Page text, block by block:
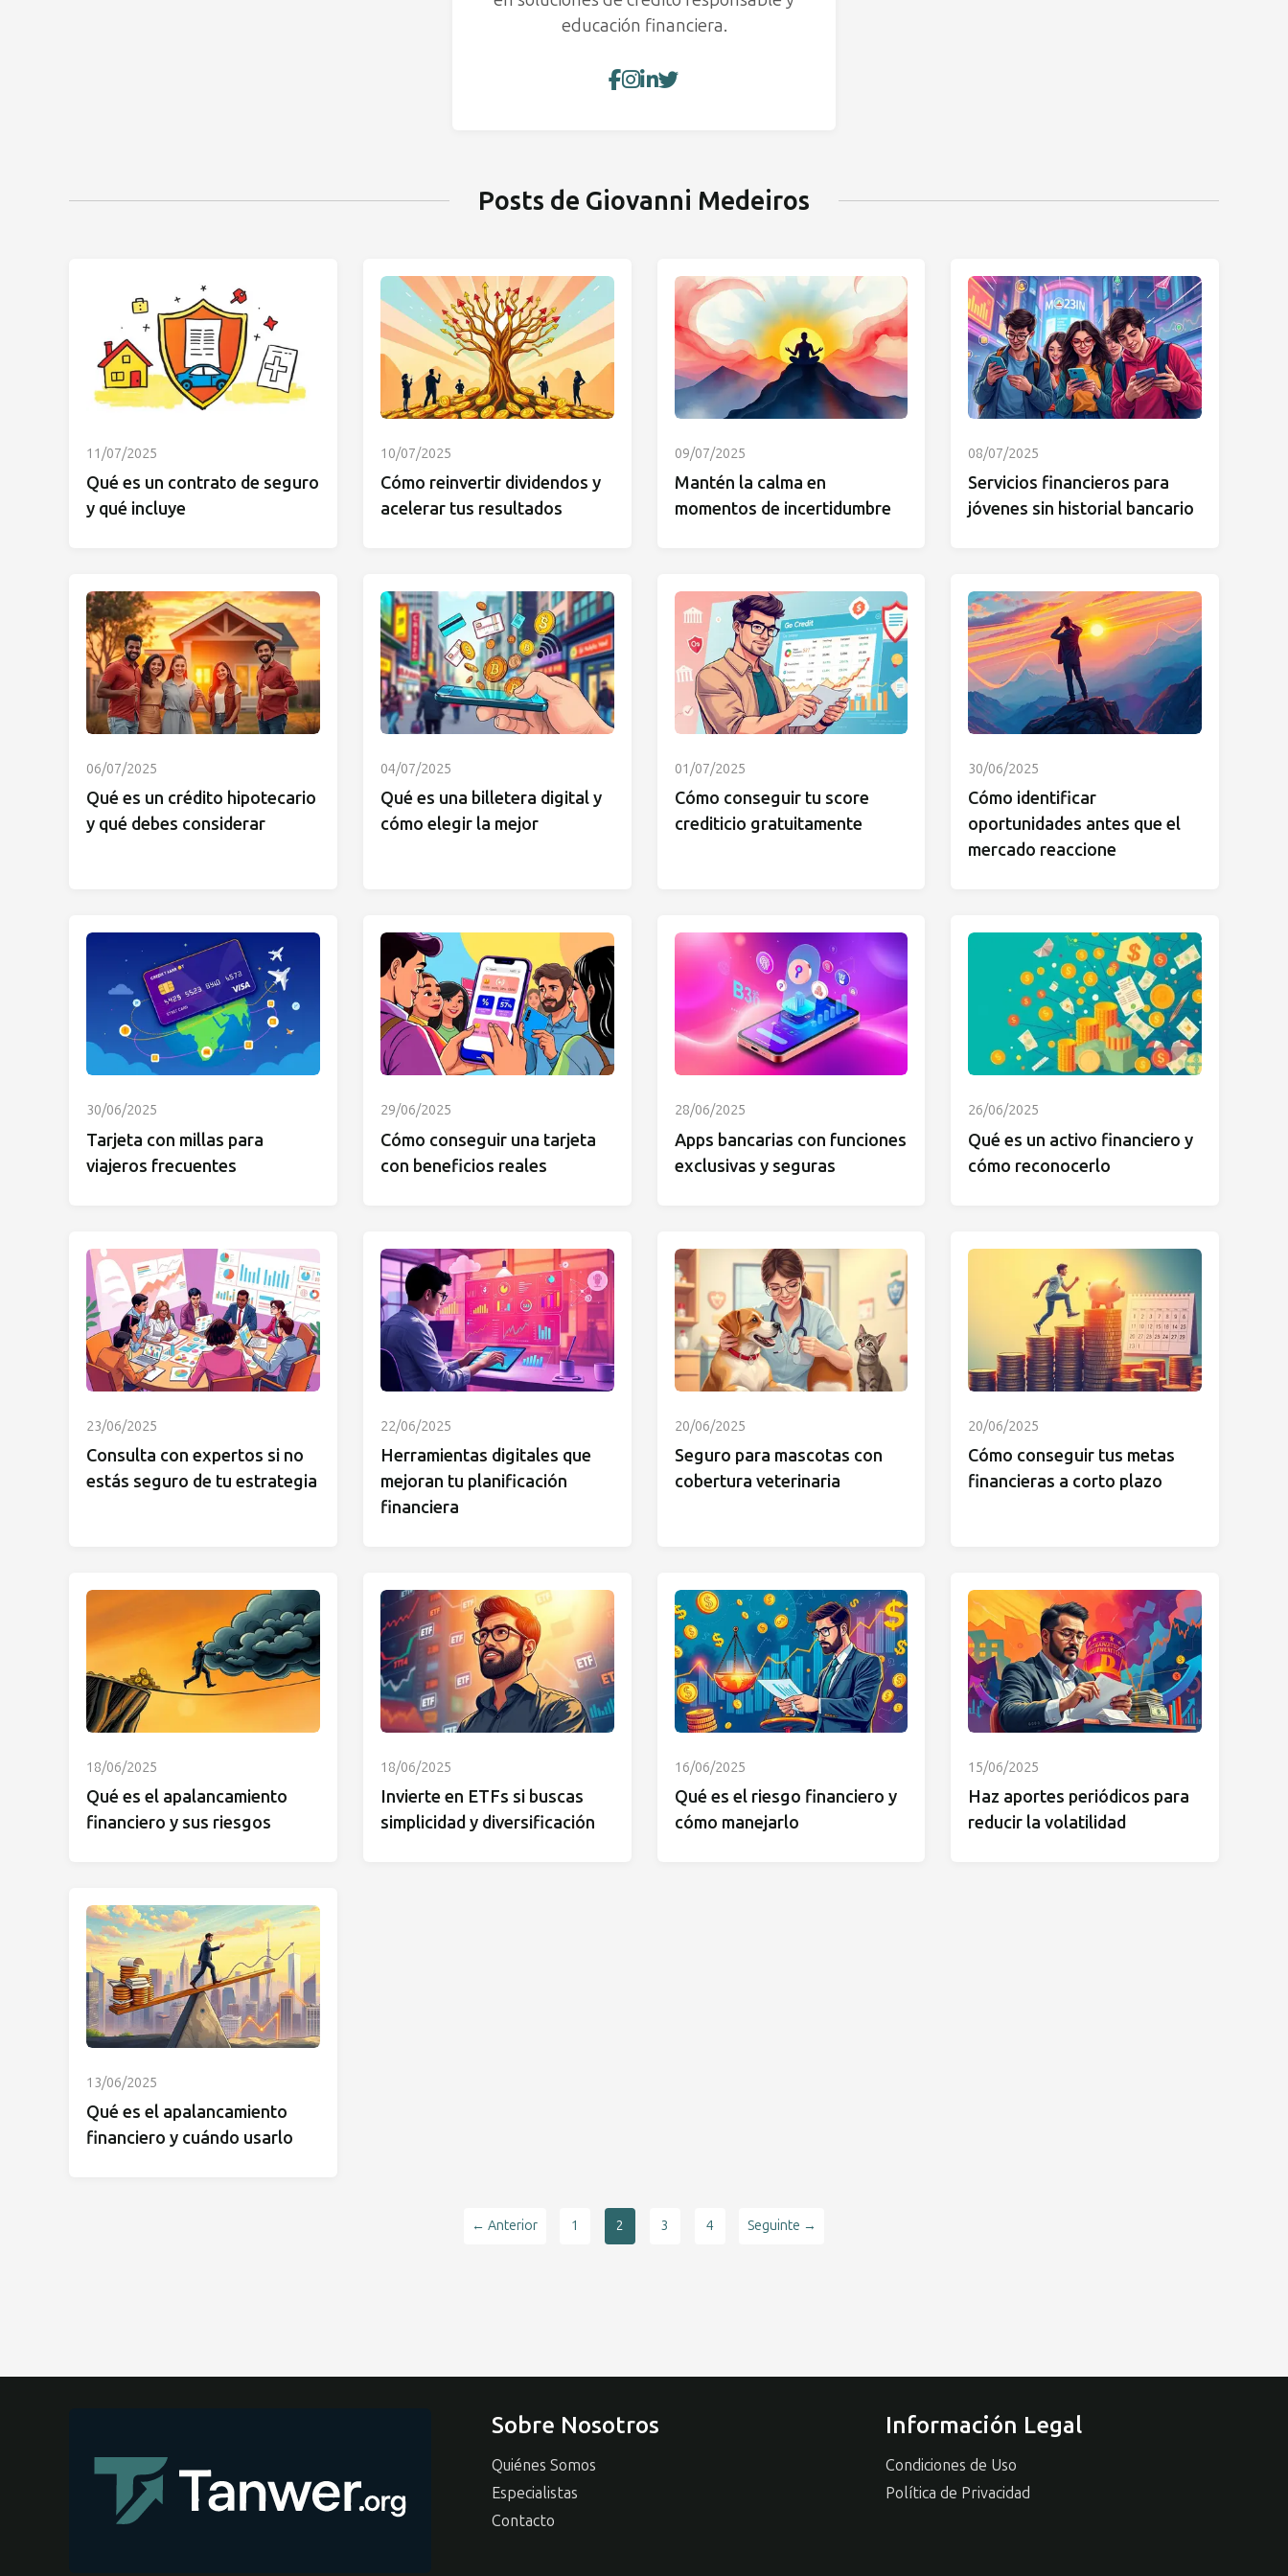
educación financiera.
Posts de Giovanni Medeiros
11/07/2025
Qué es un contrato de seguro
y qué incluye
10/07/2025
Cómo reinvertir dividendos y
acelerar tus resultados
09/07/2025
Mantén la calma en
momentos de incertidumbre
08/07/2025
Servicios financieros para
jóvenes sin historial bancario
06/07/2025
Qué es un crédito hipotecario
y qué debes considerar
04/07/2025
Qué es una billetera digital y
cómo elegir la mejor
01/07/2025
Cómo conseguir tu score
crediticio gratuitamente
30/06/2025
Cómo identificar
oportunidades antes que el
mercado reaccione
30/06/2025
Tarjeta con millas para
viajeros frecuentes
29/06/2025
Cómo conseguir una tarjeta
con beneficios reales
28/06/2025
Apps bancarias con funciones
exclusivas y seguras
26/06/2025
Qué es un activo financiero y
cómo reconocerlo
23/06/2025
Consulta con expertos si no
estás seguro de tu estrategia
22/06/2025
Herramientas digitales que
mejoran tu planificación
financiera
20/06/2025
Seguro para mascotas con
cobertura veterinaria
20/06/2025
Cómo conseguir tus metas
financieras a corto plazo
18/06/2025
Qué es el apalancamiento
financiero y sus riesgos
18/06/2025
Invierte en ETFs si buscas
simplicidad y diversificación
16/06/2025
Qué es el riesgo financiero y
cómo manejarlo
15/06/2025
Haz aportes periódicos para
reducir la volatilidad
13/06/2025
Qué es el apalancamiento
financiero y cuándo usarlo
← Anterior 1 2 3 4 Seguinte →
Sobre Nosotros
Quiénes Somos
Especialistas
Contacto
Información Legal
Condiciones de Uso
Política de Privacidad